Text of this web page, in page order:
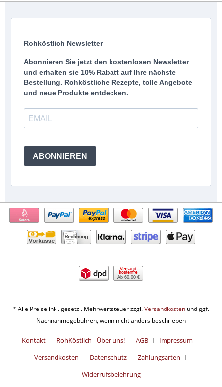
Rohköstlich Newsletter
Abonnieren Sie jetzt den kostenlosen Newsletter
und erhalten sie 10% Rabatt auf Ihre nächste
Bestellung. Rohköstliche Rezepte, tolle Angebote
und neue Produkte entdecken.
ABONNIEREN
Ab 60,00 €
* Alle Preise inkl. gesetzl. Mehrwertsteuer zzgl.Versandkosten und ggf.
Nachnahmegebühren, wenn nicht anders beschrieben
Kontakt RohKöstlich - Über uns! AGB
Impressum
Versandkosten
Datenschutz
Zahlungsarten
Widerrufsbelehrung